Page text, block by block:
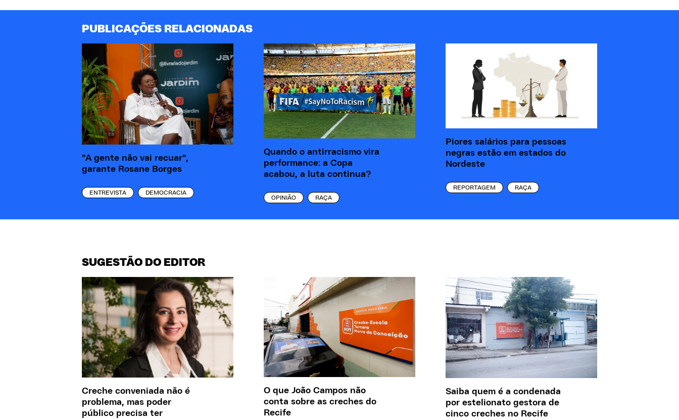
PUBLICAÇÕES RELACIONADAS
"A gente não vai recuar",
garante Rosane Borges
ENTREVISTA DEMOCRACIA
Quando o antirracismo vira
performance: a Copa
acabou, a luta continua?
OPINIÃO RAÇA
Piores salários para pessoas
negras estão em estados do
Nordeste
REPORTAGEM RAÇA
SUGESTÃO DO EDITOR
Creche conveniada não é
problema, mas poder
público precisa ter
O que João Campos não
conta sobre as creches do
Recife
Saiba quem é a condenada
por estelionato gestora de
cinco creches no Recife